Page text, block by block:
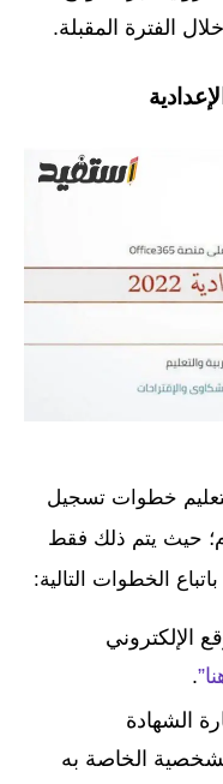
الفترة المقبلة.
خطوات تسجيل
حيث يتم ذلك فقط
الخطوات التالية:
الإلكتروني
.
الشهادة
الخاصة به